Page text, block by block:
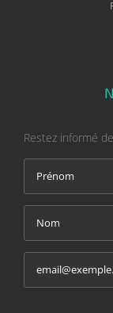
Restez informé